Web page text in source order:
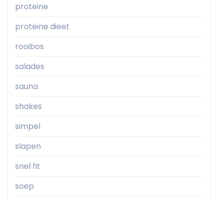
proteine
proteine dieet
rooibos
salades
sauna
shakes
simpel
slapen
snel fit
soep